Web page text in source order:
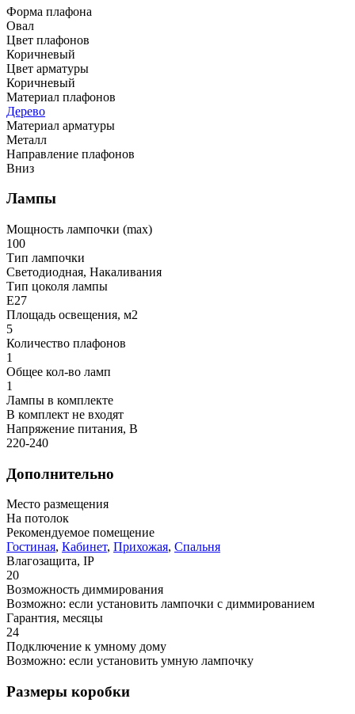
Форма плафона
Овал
Цвет плафонов
Коричневый
Цвет арматуры
Коричневый
Материал плафонов
Дерево
Материал арматуры
Металл
Направление плафонов
Вниз
Лампы
Мощность лампочки (max)
100
Тип лампочки
Светодиодная, Накаливания
Тип цоколя лампы
E27
Площадь освещения, м2
5
Количество плафонов
1
Общее кол-во ламп
1
Лампы в комплекте
В комплект не входят
Напряжение питания, В
220-240
Дополнительно
Место размещения
На потолок
Рекомендуемое помещение
Гостиная, Кабинет, Прихожая, Спальня
Влагозащита, IP
20
Возможность диммирования
Возможно: если установить лампочки с диммированием
Гарантия, месяцы
24
Подключение к умному дому
Возможно: если установить умную лампочку
Размеры коробки